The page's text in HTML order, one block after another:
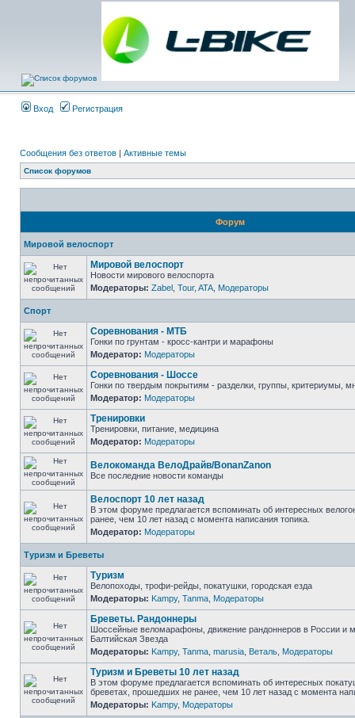
Вход Регистрация
Сообщения без ответов | Активные темы
Список форумов
Форум
Мировой велоспорт
Мировой велоспорт
Новости мирового велоспорта
Модераторы: Zabel Tour, ATA Модераторы
Спорт
Соревнования - МТБ
Гонки по грунтам - кросс-кантри и марафоны
Модератор: Модераторы
Соревнования - Шоссе
Гонки по твердым покрытиям - разделки, группы, критериумы,
Модератор: Модераторы
Тренировки
Тренировки, питание, медицина
Модератор: Модераторы
Велокоманда ВелоДрайв/BonanZanon
Все последние новости команды
Велоспорт 10 лет назад
В этом форуме предлагается вспоминать об интересных
ранее, чем 10 лет назад с момента написания топика.
Модератор: Модераторы
Туризм и Бреветы
Туризм
Велопоходы, трофи-рейды, покатушки, городская езда
Модераторы: Kampy, Tanma Модераторы
Бреветы. Рандоннеры
Шоссейные веломарафоны, движение рандоннеров в России и
Балтийская Звезда
Модераторы: Kampy, Tanma marusia Веталь Модераторы
Туризм и Бреветы 10 лет назад
В этом форуме предлагается вспоминать об интересных
бреветах, прошедших не ранее, чем 10 лет назад с момента
Модераторы: Kampy, Модераторы